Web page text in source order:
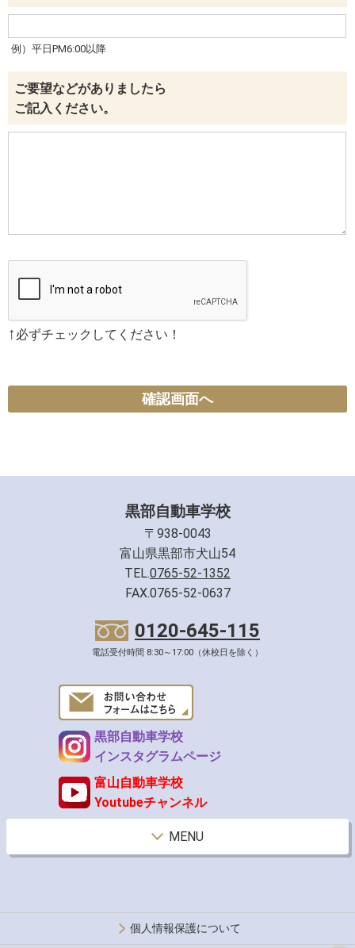
例）平日PM6:00以降
ご要望などがありましたら
ご記入ください。
↑ 必ずチェックしてください！
確認画面へ
黒部自動車学校
〒938-0043
富山県黒部市犬山54
TEL.0765-52-1352
FAX.0765-52-0637
0120-645-115
電話受付時間 8:30～17:00（休校日を除く）
黒部自動車学校
インスタグラムページ
富山自動車学校
Youtubeチャンネル
MENU
個人情報保護について